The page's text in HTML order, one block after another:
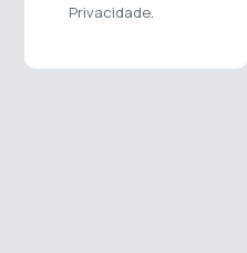
Privacidade.